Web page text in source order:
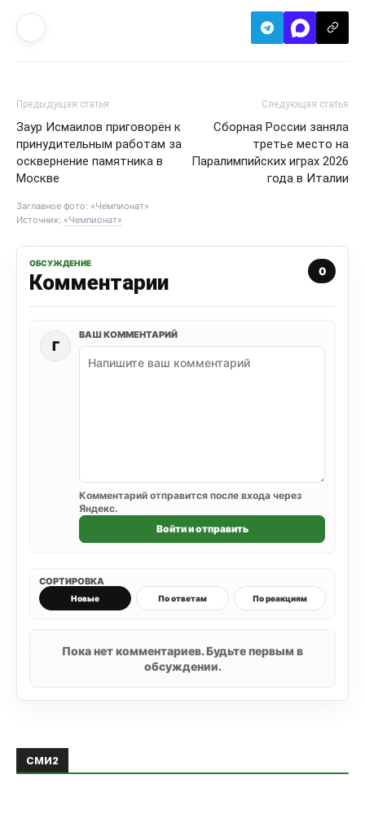
Предыдущая статья
Заур Исмаилов приговорён к
принудительным работам за
осквернение памятника в
Москве
Следующая статья
Сборная России заняла
третье место на
Паралимпийских играх 2026
года в Италии
Заглавное фото: «Чемпионат»
Источник: «Чемпионат»
ОБСУЖДЕНИЕ
Комментарии 0
Г
ВАШ КОММЕНТАРИЙ
Комментарий отправится после входа через
Яндекс.
Войти и отправить
СОРТИРОВКА
Новые По ответам По реакциям
Пока нет комментариев. Будьте первым в
обсуждении.
СМИ2